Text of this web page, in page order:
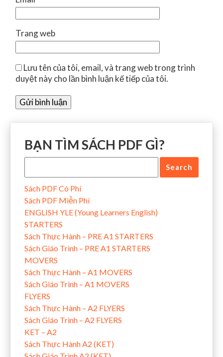
Trang web
Lưu tên của tôi, email, và trang web trong trình
duyệt này cho lần bình luận kế tiếp của tôi.
BẠN TÌM SÁCH PDF GÌ?
Sách PDF Có Phí
Sách PDF Miễn Phí
ENGLISH YLE (Young Learners English)
STARTERS
Sách Thực Hành – PRE A1 STARTERS
Sách Giáo Trình – PRE A1 STARTERS
MOVERS
Sách Thực Hành – A1 MOVERS
Sách Giáo Trình – A1 MOVERS
FLYERS
Sách Thực Hành – A2 FLYERS
Sách Giáo Trình – A2 FLYERS
KET – A2
Sách Thực Hành A2 (KET)